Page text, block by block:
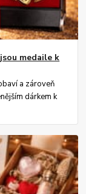
medaile k
a zároveň
dárkem k